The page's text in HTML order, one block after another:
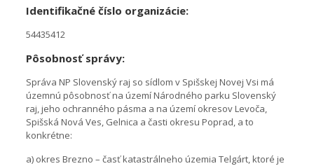
Identifikačné číslo organizácie:
54435412
Pôsobnosť správy:
Správa NP Slovenský raj so sídlom v Spišskej Novej Vsi má
územnú pôsobnosť na území Národného parku Slovenský
raj, jeho ochranného pásma a na území okresov Levoča,
Spišská Nová Ves, Gelnica a časti okresu Poprad, a to
konkrétne:
a) okres Brezno – časť katastrálneho územia Telgárt, ktoré je